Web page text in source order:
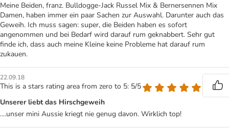
Meine Beiden, franz. Bulldogge-Jack Russel Mix & Bernersennen Mix
Damen, haben immer ein paar Sachen zur Auswahl. Darunter auch das
Geweih. Ich muss sagen: super, die Beiden haben es sofort
angenommen und bei Bedarf wird darauf rum geknabbert. Sehr gut
finde ich, dass auch meine Kleine keine Probleme hat darauf rum
zukauen.
22.09.18
This is a stars rating area from zero to 5: 5/5
Unserer liebt das Hirschgeweih
....unser mini Aussie kriegt nie genug davon. Wirklich top!